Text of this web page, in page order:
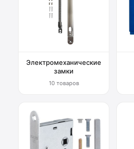
Электромеханические
замки
10 товаров